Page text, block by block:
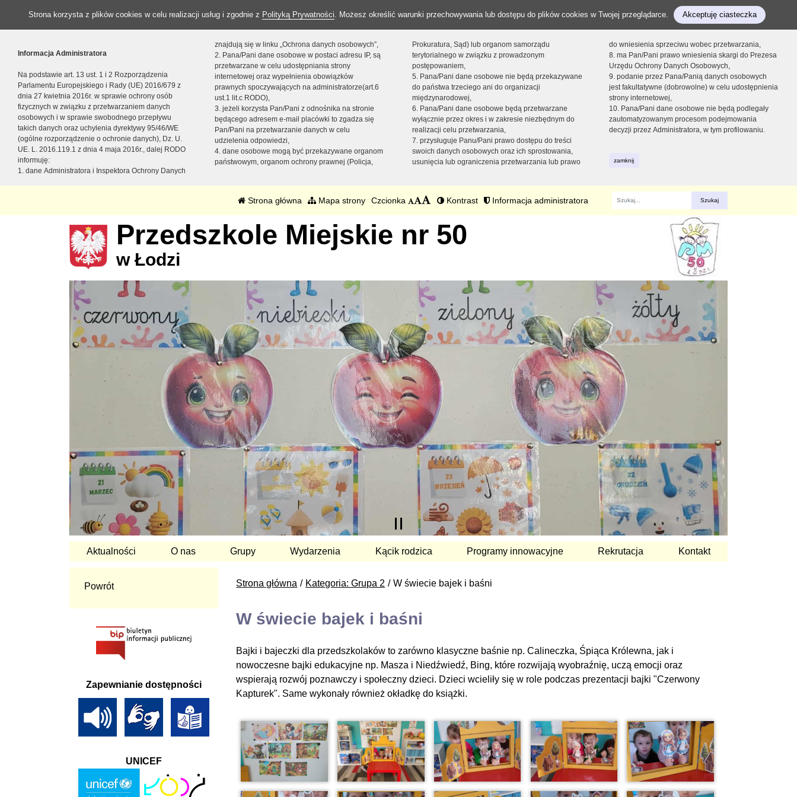
Strona korzysta z plików cookies w celu realizacji usług i zgodnie z Polityką Prywatności. Możesz określić warunki przechowywania lub dostępu do plików cookies w Twojej przeglądarce. Akceptuję ciasteczka
Informacja Administratora
Na podstawie art. 13 ust. 1 i 2 Rozporządzenia
Parlamentu Europejskiego i Rady (UE) 2016/679 z
dnia 27 kwietnia 2016r. w sprawie ochrony osób
fizycznych w związku z przetwarzaniem danych
osobowych i w sprawie swobodnego przepływu
takich danych oraz uchylenia dyrektywy 95/46/WE
(ogólne rozporządzenie o ochronie danych), Dz. U.
UE. L. 2016.119.1 z dnia 4 maja 2016r., dalej RODO
informuję:
1. dane Administratora i Inspektora Ochrony Danych
znajdują się w linku „Ochrona danych osobowych”,
2. Pana/Pani dane osobowe w postaci adresu IP, są
przetwarzane w celu udostępniania strony
internetowej oraz wypełnienia obowiązków
prawnych spoczywających na administratorze(art.6
ust.1 lit.c RODO),
3. jeżeli korzysta Pan/Pani z odnośnika na stronie
będącego adresem e-mail placówki to zgadza się
Pan/Pani na przetwarzanie danych w celu
udzielenia odpowiedzi,
4. dane osobowe mogą być przekazywane organom
państwowym, organom ochrony prawnej (Policja,
Prokuratura, Sąd) lub organom samorządu
terytorialnego w związku z prowadzonym
postępowaniem,
5. Pana/Pani dane osobowe nie będą przekazywane
do państwa trzeciego ani do organizacji
międzynarodowej,
6. Pana/Pani dane osobowe będą przetwarzane
wyłącznie przez okres i w zakresie niezbędnym do
realizacji celu przetwarzania,
7. przysługuje Panu/Pani prawo dostępu do treści
swoich danych osobowych oraz ich sprostowania,
usunięcia lub ograniczenia przetwarzania lub prawo
do wniesienia sprzeciwu wobec przetwarzania,
8. ma Pan/Pani prawo wniesienia skargi do Prezesa
Urzędu Ochrony Danych Osobowych,
9. podanie przez Pana/Panią danych osobowych
jest fakultatywne (dobrowolne) w celu udostępnienia
strony internetowej,
10. Pana/Pani dane osobowe nie będą podlegały
zautomatyzowanym procesom podejmowania
decyzji przez Administratora, w tym profilowaniu.
zamknij
Strona główna Mapa strony Czcionka Kontrast Informacja administratora
Fraza
Przedszkole Miejskie nr 50
w Łodzi
Aktualności O nas Grupy Wydarzenia Kącik rodzica Programy innowacyjne Rekrutacja Kontakt
Strona główna Kategoria: Grupa 2 W świecie bajek i baśni
W świecie bajek i baśni
Bajki i bajeczki dla przedszkolaków to zarówno klasyczne baśnie np. Calineczka, Śpiąca Królewna, jak i
nowoczesne bajki edukacyjne np. Masza i Niedźwiedź, Bing, które rozwijają wyobraźnię, uczą emocji oraz
wspierają rozwój poznawczy i społeczny dzieci. Dzieci wcieliły się w role podczas prezentacji bajki "Czerwony
Kapturek". Same wykonały również okładkę do książki.
Powrót
Zapewnianie dostępności
UNICEF